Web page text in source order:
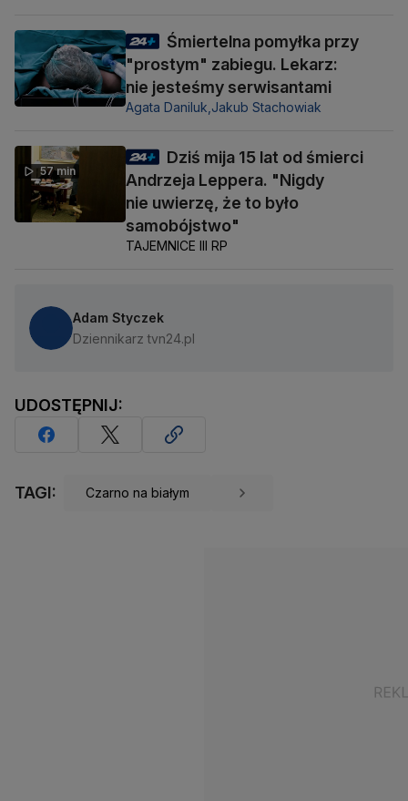
Śmiertelna pomyłka przy
"prostym" zabiegu. Lekarz:
nie jesteśmy serwisantami
Agata Daniluk, Jakub Stachowiak
57 min
Dziś mija 15 lat od śmierci
Andrzeja Leppera. "Nigdy
nie uwierzę, że to było
samobójstwo"
TAJEMNICE III RP
Adam Styczek
Dziennikarz tvn24.pl
UDOSTĘPNIJ:
TAGI: Czarno na białym